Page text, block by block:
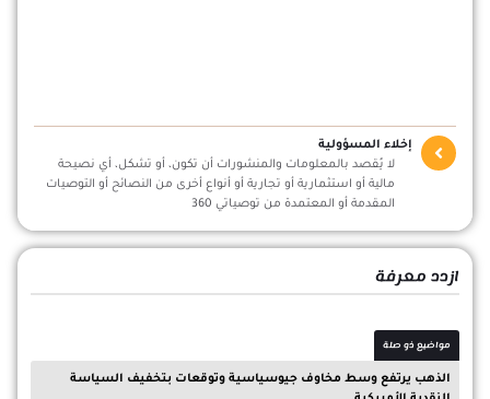
إخلاء المسؤولية
لا يُقصد بالمعلومات والمنشورات أن تكون، أو تشكل، أي نصيحة
مالية أو استثمارية أو تجارية أو أنواع أخرى من النصائح أو التوصيات
المقدمة أو المعتمدة من توصياتي 360
ازدد معرفة
مواضيع ذو صلة
الذهب يرتفع وسط مخاوف جيوسياسية وتوقعات بتخفيف السياسة